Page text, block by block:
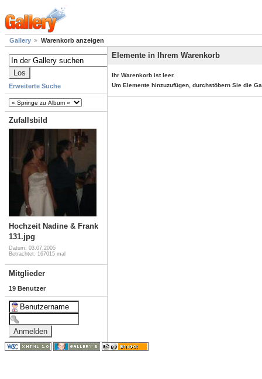
Gallery Warenkorb anzeigen
Erweiterte Suche
Zufallsbild
Hochzeit Nadine & Frank
131.jpg
Datum: 03.07.2005
Betrachtet: 167015 mal
Mitglieder
19 Benutzer
Elemente in Ihrem Warenkorb
Ihr Warenkorb ist leer.
Um Elemente hinzuzufügen, durchstöbern Sie die